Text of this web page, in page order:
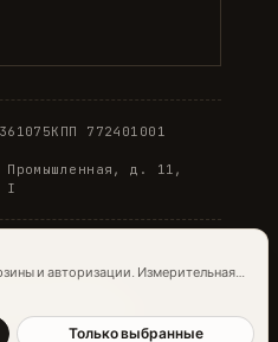
КПП 772401001
д. 11,
I
защищены.
и авторизации. Измерительная
обычных страницах всегда;
Только выбранные